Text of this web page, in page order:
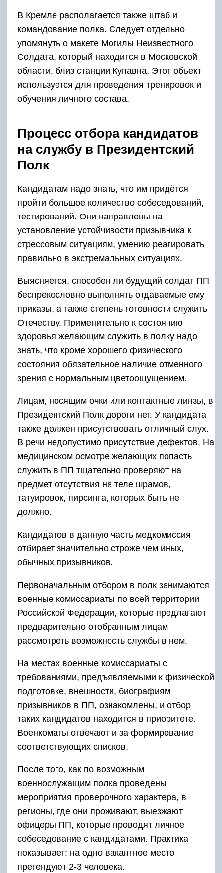
В Кремле располагается также штаб и
командование полка. Следует отдельно
упомянуть о макете Могилы Неизвестного
Солдата, который находится в Московской
области, близ станции Купавна. Этот объект
используется для проведения тренировок и
обучения личного состава.
Процесс отбора кандидатов
на службу в Президентский
Полк
Кандидатам надо знать, что им придётся
пройти большое количество собеседований,
тестирований. Они направлены на
установление устойчивости призывника к
стрессовым ситуациям, умению реагировать
правильно в экстремальных ситуациях.
Выясняется, способен ли будущий солдат ПП
беспрекословно выполнять отдаваемые ему
приказы, а также степень готовности служить
Отечеству. Применительно к состоянию
здоровья желающим служить в полку надо
знать, что кроме хорошего физического
состояния обязательное наличие отменного
зрения с нормальным цветоощущением.
Лицам, носящим очки или контактные линзы, в
Президентский Полк дороги нет. У кандидата
также должен присутствовать отличный слух.
В речи недопустимо присутствие дефектов. На
медицинском осмотре желающих попасть
служить в ПП тщательно проверяют на
предмет отсутствия на теле шрамов,
татуировок, пирсинга, которых быть не
должно.
Кандидатов в данную часть медкомиссия
отбирает значительно строже чем иных,
обычных призывников.
Первоначальным отбором в полк занимаются
военные комиссариаты по всей территории
Российской Федерации, которые предлагают
предварительно отобранным лицам
рассмотреть возможность службы в нем.
На местах военные комиссариаты с
требованиями, предъявляемыми к физической
подготовке, внешности, биографиям
призывников в ПП, ознакомлены, и отбор
таких кандидатов находится в приоритете.
Военкоматы отвечают и за формирование
соответствующих списков.
После того, как по возможным
военнослужащим полка проведены
мероприятия проверочного характера, в
регионы, где они проживают, выезжают
офицеры ПП, которые проводят личное
собеседование с кандидатами. Практика
показывает: на одно вакантное место
претендуют 2-3 человека.